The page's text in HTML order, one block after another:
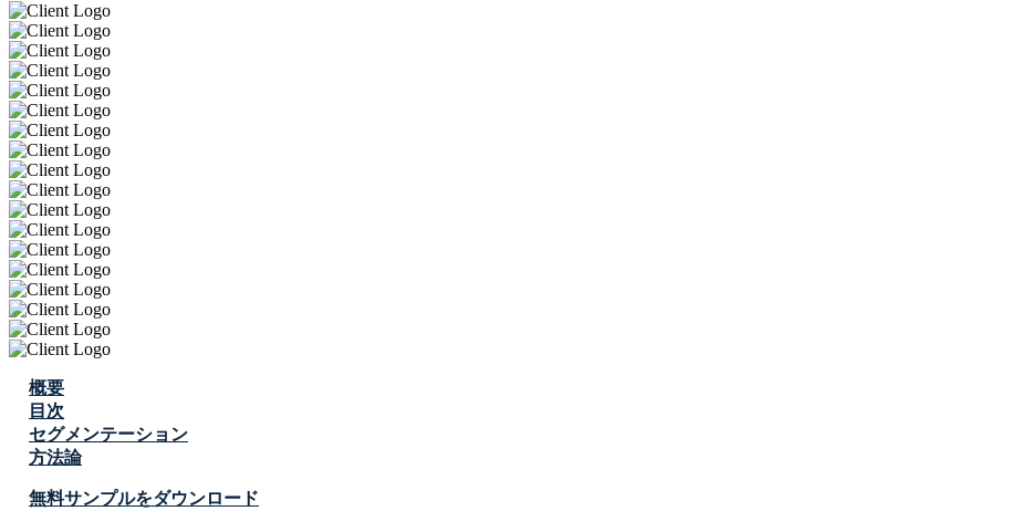
概要
目次
セグメンテーション
方法論
無料サンプルをダウンロード